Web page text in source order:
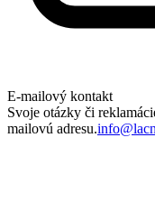
E-mailový kontakt
Svoje otázky či
mailovú adresu.